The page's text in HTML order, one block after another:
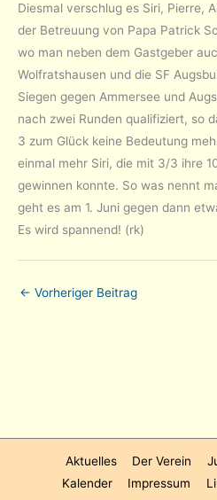
Diesmal verschlug es Siri, Pierre,
der Betreuung von Papa Patrick
wo man neben dem Gastgeber
Wolfratshausen und die SF
Siegen gegen Ammersee und
nach zwei Runden qualifiziert, so
3 zum Glück keine Bedeutung
einmal mehr Siri, die mit 3/3 ihre
gewinnen konnte. So was nennt
geht es am 1. Juni gegen dann
Es wird spannend! (rk)
← Vorheriger Beitrag
Aktuelles Der Verein
Kalender
Impressum